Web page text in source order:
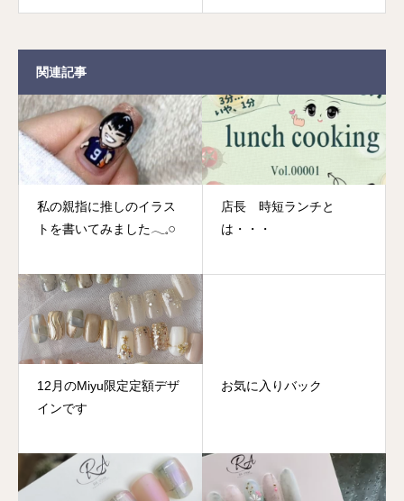
関連記事
私の親指に推しのイラス
トを書いてみました𓂃𓈒𓏸
店長 時短ランチと
は・・・
12月のMiyu限定定額デザ
インです
お気に入りバック